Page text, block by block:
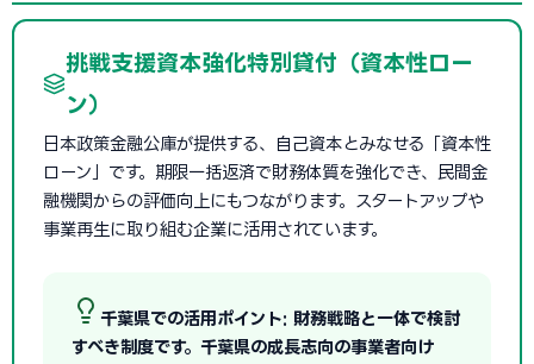
挑戦支援資本強化特別貸付（資本性ロー
ン）
日本政策金融公庫が提供する、自己資本とみなせる「資本性
ローン」です。期限一括返済で財務体質を強化でき、民間金
融機関からの評価向上にもつながります。スタートアップや
事業再生に取り組む企業に活用されています。
千葉県での活用ポイント: 財務戦略と一体で検討
すべき制度です。千葉県の成長志向の事業者向け